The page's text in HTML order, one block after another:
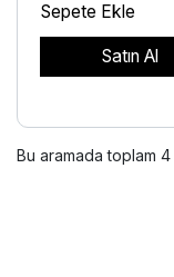
Sepete Ekle
Satın Al
Bu aramada toplam 4